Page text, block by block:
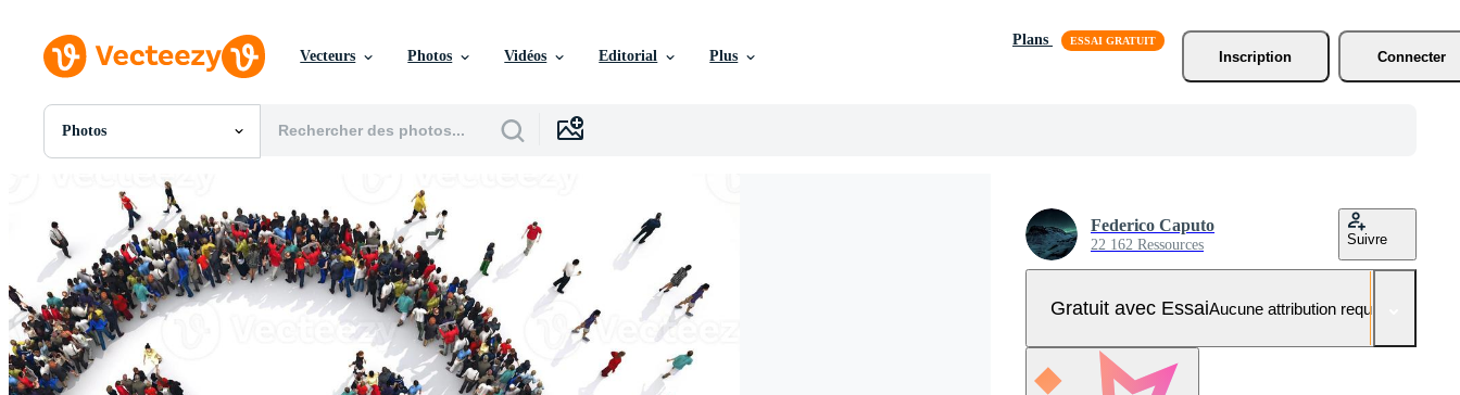
Vecteurs Photos Vidéos Editorial Plus
Plans
Inscription
Connecter
Photos
Toutes Images
PNGs
PSDs
SVGs
Modèles
Vecteurs
Vidéos
Motion graphics
Images Éditoriales
Événements Éditoriaux
Federico Caputo
22 162 Ressources Suivre
Gratuit avec EssaiAucune attribution requise